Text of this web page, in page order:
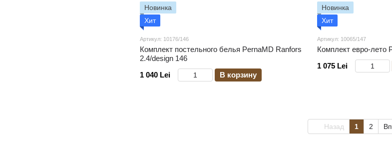
Новинка
Хит
Артикул: 10176/146
Комплект постельного белья PernaMD Ranfors
2.4/design 146
1 040 Lei
В корзину
Новинка
Хит
Артикул: 10065/147
Комплект евро-лето
1 075 Lei
Назад 1 2